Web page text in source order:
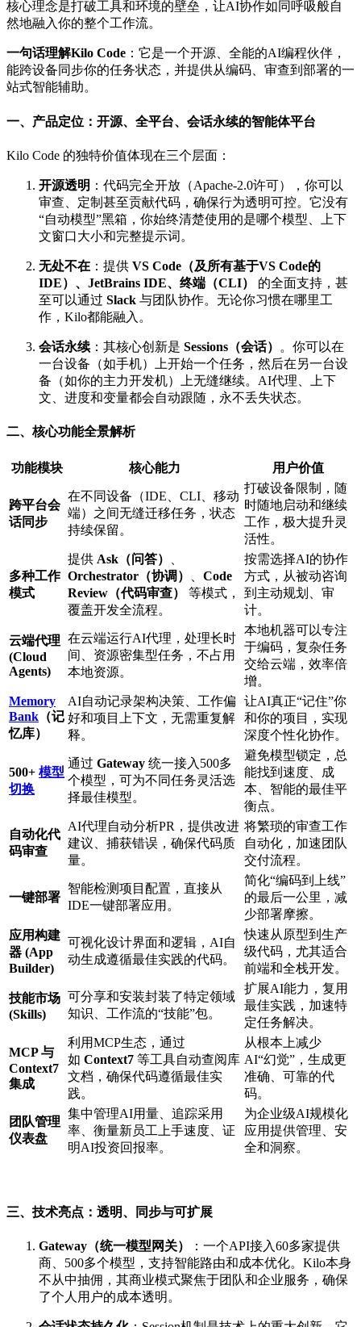
核心理念是打破工具和环境的壁垒，让AI协作如同呼吸般自
然地融入你的整个工作流。
一句话理解Kilo Code ：它是一个开源、全能的AI编程伙伴，
能跨设备同步你的任务状态，并提供从编码、审查到部署的一
站式智能辅助。
一、产品定位：开源、全平台、会话永续的智能体平台
Kilo Code 的独特价值体现在三个层面：
开源透明 ：代码完全开放（Apache-2.0许可），你可以
审查、定制甚至贡献代码，确保行为透明可控。它没有
“自动模型”黑箱，你始终清楚使用的是哪个模型、上下
文窗口大小和完整提示词。
无处不在 ：提供 VS Code（及所有基于VS Code的
IDE）、JetBrains IDE、终端（CLI）
的全面支持，甚
至可以通过 Slack 与团队协作。无论你习惯在哪里工
作，Kilo都能融入。
会话永续：其核心创新是 Sessions（会话）
。你可以在
一台设备（如手机）上开始一个任务，然后在另一台设
备（如你的主力开发机）上无缝继续。AI代理、上下
文、进度和变量都会自动跟随，永不丢失状态。
二、核心功能全景解析
功能模块 核心能力 用户价值
跨平台会
话同步
在不同设备（IDE、CLI、移动
端）之间无缝迁移任务，状态
持续保留。
打破设备限制，随
时随地启动和继续
工作，极大提升灵
活性。
多种工作
模式
提供 Ask（问答）
Orchestrator（协调）
Code
Review（代码审查）
等模式，
覆盖开发全流程。
按需选择AI的协作
方式，从被动咨询
到主动规划、审
计。
云端代理
(Cloud
Agents)
在云端运行AI代理，处理长时
间、资源密集型任务，不占用
本地资源。
本地机器可以专注
于编码，复杂任务
交给云端，效率倍
增。
Memory
Bank （记
忆库）
AI自动记录架构决策、工作偏
好和项目上下文，无需重复解
释。
让AI真正“记住”你
和你的项目，实现
深度个性化协作。
500+ 模型
切换
通过 Gateway 统一接入500多
个模型，可为不同任务灵活选
择最佳模型。
避免模型锁定，总
能找到速度、成
本、智能的最佳平
衡点。
自动化代
码审查
AI代理自动分析PR，提供改进
建议、捕获错误，确保代码质
量。
将繁琐的审查工作
自动化，加速团队
交付流程。
一键部署
智能检测项目配置，直接从
IDE一键部署应用。
简化“编码到上线”
的最后一公里，减
少部署摩擦。
应用构建
器 (App
Builder)
可视化设计界面和逻辑，AI自
动生成遵循最佳实践的代码。
快速从原型到生产
级代码，尤其适合
前端和全栈开发。
技能市场
(Skills)
可分享和安装封装了特定领域
知识、工作流的“技能”包。
扩展AI能力，复用
最佳实践，加速特
定任务解决。
MCP 与
Context7
集成
利用MCP生态，通过
如 Context7 等工具自动查阅库
文档，确保代码遵循最佳实
践。
从根本上减少
AI“幻觉”，生成更
准确、可靠的代
码。
团队管理
仪表盘
集中管理AI用量、追踪采用
率、衡量新员工上手速度、证
明AI投资回报率。
为企业级AI规模化
应用提供管理、安
全和洞察。
三、技术亮点：透明、同步与可扩展
Gateway（统一模型网关）
：一个API接入60多家提供
商、500多个模型，支持智能路由和成本优化。Kilo本身
不从中抽佣，其商业模式聚焦于团队和企业服务，确保
了个人用户的成本透明。